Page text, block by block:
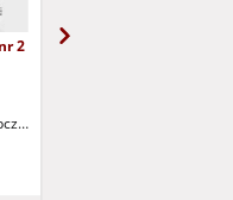
- red.
2
Piotr - red.